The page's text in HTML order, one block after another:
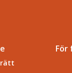
För